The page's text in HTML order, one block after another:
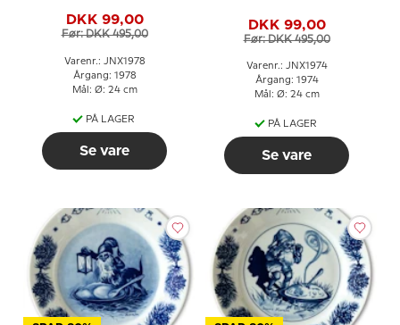
DKK 99,00
Før: DKK 495,00
Varenr.: JNX1978
Årgang: 1978
Mål: Ø: 24 cm
PÅ LAGER
Se vare
DKK 99,00
Før: DKK 495,00
Varenr.: JNX1974
Årgang: 1974
Mål: Ø: 24 cm
PÅ LAGER
Se vare